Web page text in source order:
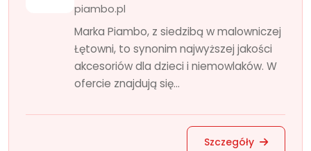
piambo.pl
Marka Piambo, z siedzibą w malowniczej
Łętowni, to synonim najwyższej jakości
akcesoriów dla dzieci i niemowlaków. W
ofercie znajdują się...
Szczegóły